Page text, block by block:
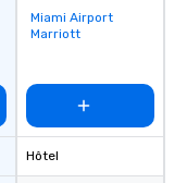
Removed from
favorites
Miami Airport
Marriott
Hôtel